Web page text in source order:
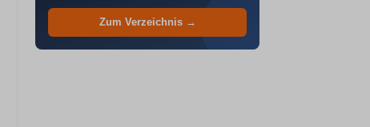
Zum Verzeichnis →